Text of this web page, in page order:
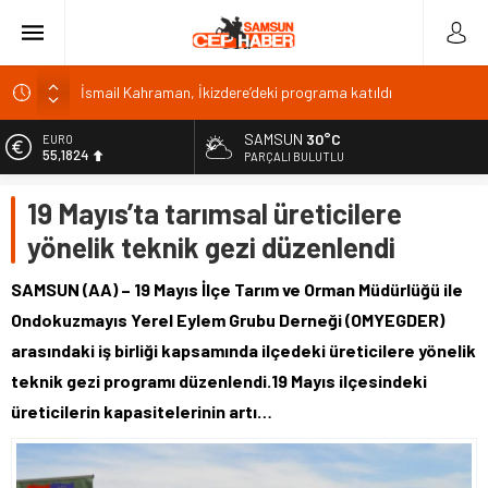
Malatya Havalimanı Eylülde Açılıyor, Kuzey Çevre Yolu
Akülü aracındayken otomobilin çarptığı emekli astsubay
Antalya’da nem yüzde 80, hissedilen sıcaklık 40 derece
Isparta’da bisiklet kupası heyecanı 371 sporcuyla sürüyor
İsmail Kahraman, İkizdere’deki programa katıldı
EURO
55,1824
6.662,10
BİST
13.779,39
47,6954
SAMSUN 30°C
PARÇALI BULUTLU
19 Mayıs’ta tarımsal üreticilere
yönelik teknik gezi düzenlendi
SAMSUN (AA) – 19 Mayıs İlçe Tarım ve Orman Müdürlüğü ile
Ondokuzmayıs Yerel Eylem Grubu Derneği (OMYEGDER)
arasındaki iş birliği kapsamında ilçedeki üreticilere yönelik
teknik gezi programı düzenlendi.19 Mayıs ilçesindeki
üreticilerin kapasitelerinin artı…